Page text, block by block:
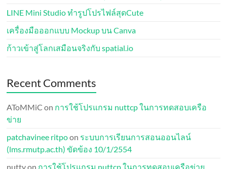
LINE Mini Studio ทำรูปโปรไฟล์สุดCute
เครื่องมือออกแบบ Mockup บน Canva
ก้าวเข้าสู่โลกเสมือนจริงกับ spatial.io
Recent Comments
AToMMiC on การใช้โปรแกรม nuttcp ในการทดสอบเครือ
ข่าย
patchavinee ritpoon ระบบการเรียนการสอนออนไลน์
(lms.rmutp.ac.th) ขัดข้อง 10/1/2554
nuttyon การใช้โปรแกรม nuttcp ในการทดสอบเครือข่าย